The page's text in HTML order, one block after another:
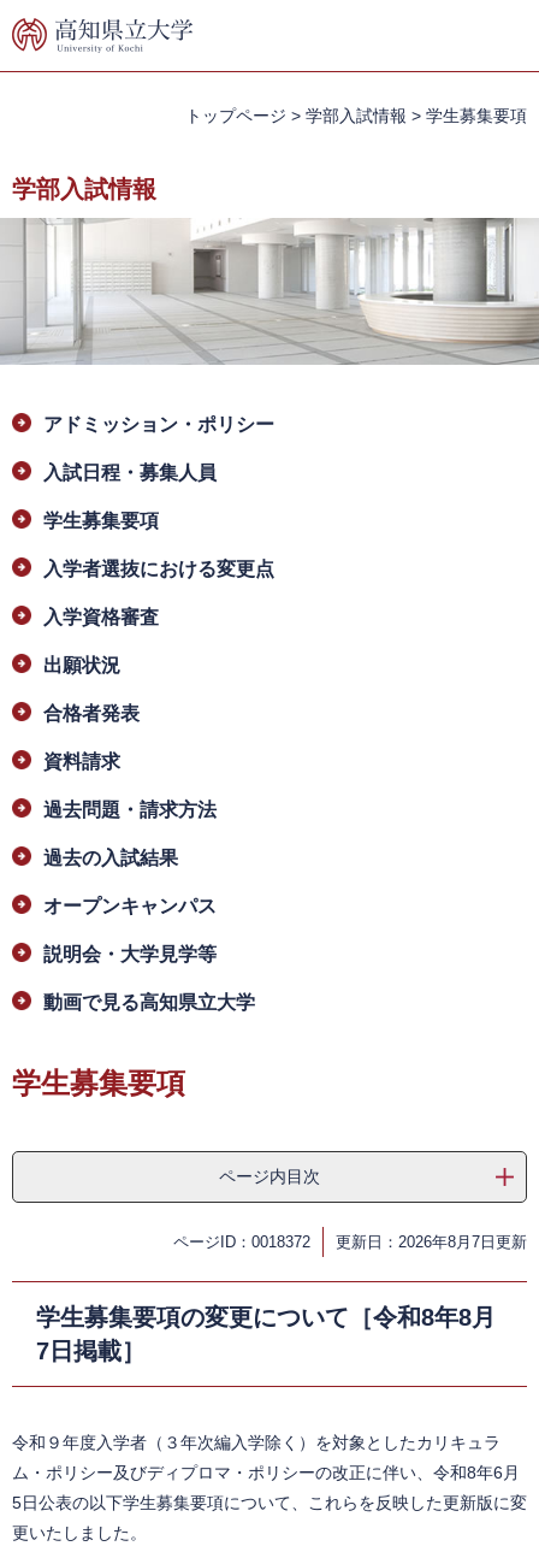
ー
す。
ニ
し
て
トップページ > 学部入試情報 > 学生募集要項
学部入試情報
文
アドミッション・ポリシー
入試日程・募集人員
学生募集要項
入学者選抜における変更点
入学資格審査
出願状況
合格者発表
資料請求
過去問題・請求方法
過去の入試結果
オープンキャンパス
説明会・大学見学等
動画で見る高知県立大学
学生募集要項
ページ内目次
ページID：0018372 更新日：2026年8月7日更新
学生募集要項の変更について［令和8年8月
7日掲載］
令和９年度入学者（３年次編入学除く）を対象としたカリキュラ
ム・ポリシー及びディプロマ・ポリシーの改正に伴い、令和8年6月
5日公表の以下学生募集要項について、これらを反映した更新版に変
更いたしました。